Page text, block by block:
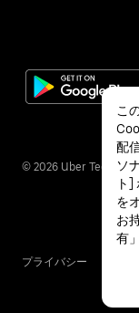
© 2026 Uber
プライバシー
こ
配
ソ
ト
を
お
有